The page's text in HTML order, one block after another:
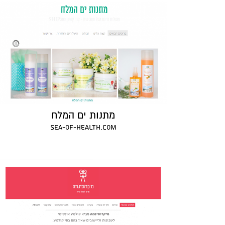
מתנות ים המלח
sea-of-health.com